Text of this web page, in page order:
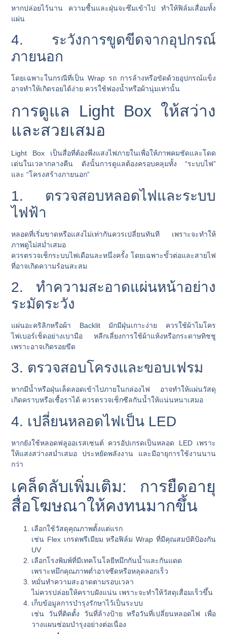
หากปล่อยไว้นาน ความชื้นและฝุ่นจะซึมเข้าไป ทำให้ฟิล์มเสื่อมทั้ง
แผ่น
4. ระวังการขูดขีดจากอุปกรณ์
ภายนอก
โดยเฉพาะในกรณีที่เป็น Wrap รถ การล้างหรือขัดด้วยอุปกรณ์แข็ง
อาจทำให้เกิดรอยได้ง่าย ควรใช้ฟองน้ำหรือผ้านุ่มเท่านั้น
การดูแล Light Box ให้สว่าง
และสวยเสมอ
Light Box เป็นสื่อที่ต้องพึ่งแสงไฟภายในเพื่อให้ภาพคมชัดและโดด
เด่นในเวลากลางคืน ดังนั้นการดูแลต้องครอบคลุมทั้ง “ระบบไฟ”
และ “โครงสร้างภายนอก”
1. ตรวจสอบหลอดไฟและระบบ
ไฟฟ้า
หลอดที่เริ่มขาดหรือแสงไม่เท่ากันควรเปลี่ยนทันที เพราะจะทำให้
ภาพดูไม่สม่ำเสมอ
ควรตรวจเช็กระบบไฟเดือนละหนึ่งครั้ง โดยเฉพาะขั้วต่อและสายไฟ
ที่อาจเกิดความร้อนสะสม
2. ทำความสะอาดแผ่นหน้าอย่าง
ระมัดระวัง
แผ่นอะคริลิกหรือผ้า Backlit มักมีฝุ่นเกาะง่าย ควรใช้ผ้าไมโคร
ไฟเบอร์เช็ดอย่างเบามือ หลีกเลี่ยงการใช้ผ้าแห้งหรือกระดาษทิชชู
เพราะอาจเกิดรอยขีด
3. ตรวจสอบโครงและขอบเฟรม
หากมีน้ำหรือฝุ่นเล็ดลอดเข้าไปภายในกล่องไฟ อาจทำให้แผ่นวัสดุ
เกิดคราบหรือเชื้อราได้ ควรตรวจเช็กซีลกันน้ำให้แน่นหนาเสมอ
4. เปลี่ยนหลอดไฟเป็น LED
หากยังใช้หลอดฟลูออเรสเซนต์ ควรอัปเกรดเป็นหลอด LED เพราะ
ให้แสงสว่างสม่ำเสมอ ประหยัดพลังงาน และมีอายุการใช้งานนาน
กว่า
เคล็ดลับเพิ่มเติม: การยืดอายุ
สื่อโฆษณาให้คงทนมากขึ้น
เลือกใช้วัสดุคุณภาพตั้งแต่แรก
เช่น Flex เกรดพรีเมียม หรือฟิล์ม Wrap ที่มีคุณสมบัติป้องกัน
UV
เลือกโรงพิมพ์ที่มีเทคโนโลยีหมึกกันน้ำและกันแดด
เพราะหมึกคุณภาพต่ำอาจซีดหรือหลุดลอกเร็ว
หมั่นทำความสะอาดตามรอบเวลา
ไม่ควรปล่อยให้คราบฝังแน่น เพราะจะทำให้วัสดุเสื่อมเร็วขึ้น
เก็บข้อมูลการบำรุงรักษาไว้เป็นระบบ
เช่น วันที่ติดตั้ง วันที่ล้างป้าย หรือวันที่เปลี่ยนหลอดไฟ เพื่อ
วางแผนซ่อมบำรุงอย่างต่อเนื่อง